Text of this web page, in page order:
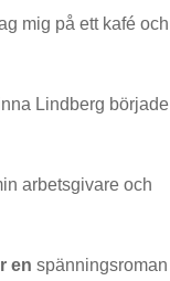
mig på ett kafé och
Lindberg började
arbetsgivare och
en spänningsroman